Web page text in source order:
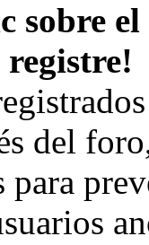
sobre
registre!
del
para